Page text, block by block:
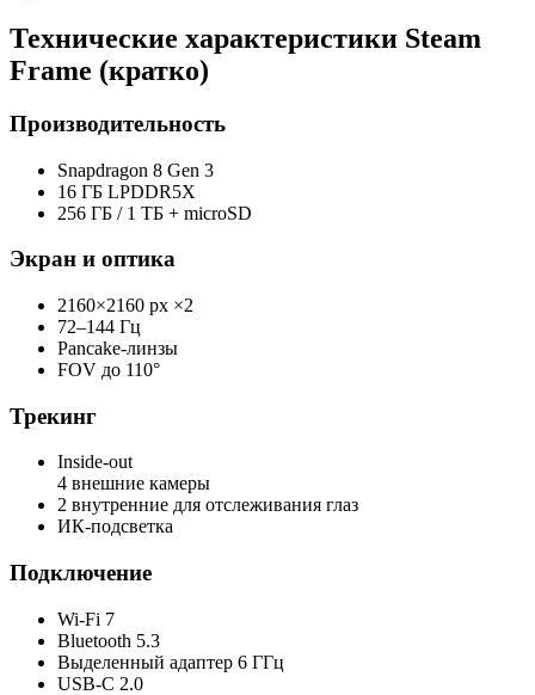
Технические характеристики Steam
Frame (кратко)
Производительность
Snapdragon 8 Gen 3
16 ГБ LPDDR5X
256 ГБ / 1 ТБ + microSD
Экран и оптика
2160×2160 px ×2
72–144 Гц
Pancake-линзы
FOV до 110°
Трекинг
Inside-out
4 внешние камеры
2 внутренние для отслеживания глаз
ИК-подсветка
Подключение
Wi-Fi 7
Bluetooth 5.3
Выделенный адаптер 6 ГГц
USB-C 2.0